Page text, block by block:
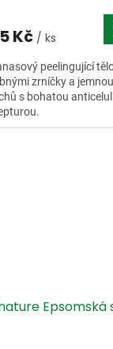
Kč / ks
peelingující
zrníčky a
s bohatou
Epsomská